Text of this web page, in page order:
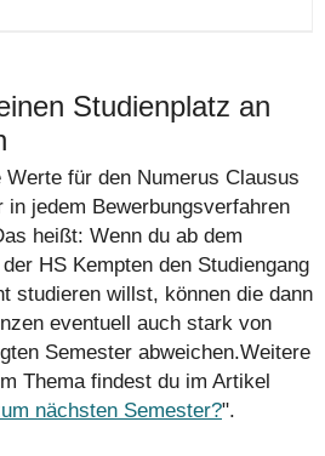
Studienplatz an
für den Numerus Clausus
in jedem Bewerbungsverfahren
heißt: Wenn du ab dem
HS Kempten den Studiengang
studieren willst, können die dann
eventuell auch stark von
Semester abweichen.Weitere
Thema findest du im Artikel
nächsten Semester?".